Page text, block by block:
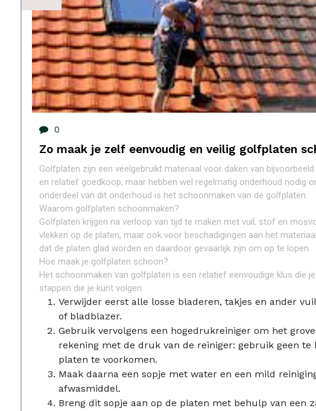
0
Zo maak je zelf eenvoudig en veilig golfplaten
Golfplaten zijn een veelgebruikt materiaal voor daken van
en relatief goedkoop, maar hebben wel regelmatig onderhoud nodig
onderdeel van dit onderhoud is het schoonmaken van de golfplaten.
Waarom golfplaten schoonmaken?
Golfplaten krijgen na verloop van tijd te maken met vuil, stof en
vlekken op de platen, maar ook voor beschadigingen aan het
dat de platen glad worden en daardoor gevaarlijk zijn om op te lopen.
Hoe maak je golfplaten schoon?
Het schoonmaken van golfplaten is een relatief eenvoudige klus die
stappen die je kunt volgen:
Verwijder eerst alle losse bladeren, takjes en ander
of bladblazer.
Gebruik vervolgens een hogedrukreiniger om het
rekening met de druk van de reiniger: gebruik geen te
platen te voorkomen.
Maak daarna een sopje met water en een mild
afwasmiddel.
Breng dit sopje aan op de platen met behulp van een